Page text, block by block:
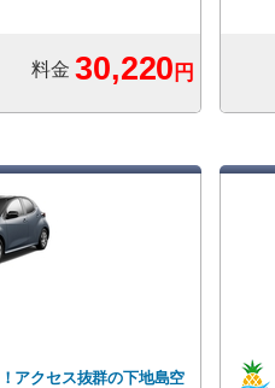
30,220 円
料金
アクセス抜群の下地島空
・アイレンタカー
数  